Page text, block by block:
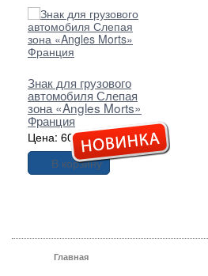
Знак для грузового
автомобиля Слепая
зона «Angles Morts»
Франция
Цена: 60,00 грн.
В корзину
Главная